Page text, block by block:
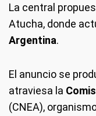
La central
Atucha, donde
Argentina.
El anuncio se
atraviesa la
(CNEA),